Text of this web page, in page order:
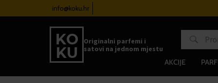
info@koku.hr
Originalni parfemi i
satovi na jednom mjestu
AKCIJE